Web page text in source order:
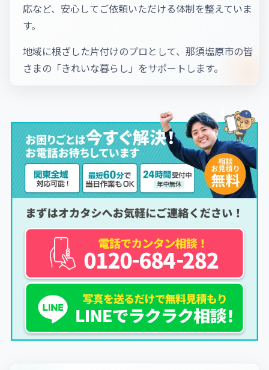
応など、安心してご依頼いただける体制を整えていま
す。
地域に根ざした片付けのプロとして、那須塩原市の皆
さまの「きれいな暮らし」をサポートします。